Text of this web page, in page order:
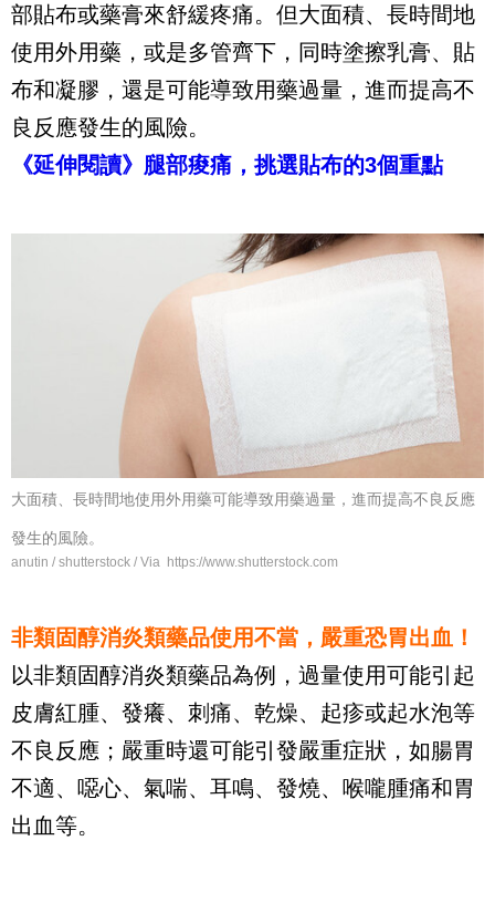
部貼布或藥膏來舒緩疼痛。但大面積、長時間地
使用外用藥，或是多管齊下，同時塗擦乳膏、貼
布和凝膠，還是可能導致用藥過量，進而提高不
良反應發生的風險。
《延伸閱讀》腿部痠痛，挑選貼布的3個重點
大面積、長時間地使用外用藥可能導致用藥過量，進而提高不良反應
發生的風險。
anutin / shutterstock / Via https://www.shutterstock.com
非類固醇消炎類藥品使用不當，嚴重恐胃出血！
以非類固醇消炎類藥品為例，過量使用可能引起
皮膚紅腫、發癢、刺痛、乾燥、起疹或起水泡等
不良反應；嚴重時還可能引發嚴重症狀，如腸胃
不適、噁心、氣喘、耳鳴、發燒、喉嚨腫痛和胃
出血等。